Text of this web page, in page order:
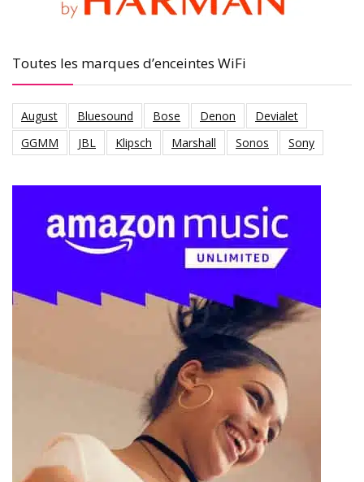
Toutes les marques d’enceintes WiFi
August Bluesound Bose Denon
Devialet
GGMM
JBL Klipsch Marshall Sonos Sony